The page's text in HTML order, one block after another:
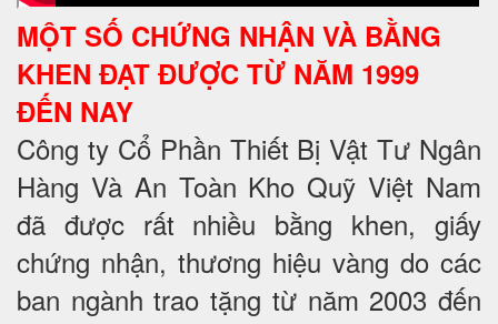
MỘT SỐ CHỨNG NHẬN VÀ BẰNG
KHEN ĐẠT ĐƯỢC TỪ NĂM 1999
ĐẾN NAY
Công ty Cổ Phần Thiết Bị Vật Tư Ngân
Hàng Và An Toàn Kho Quỹ Việt Nam
đã được rất nhiều bằng khen, giấy
chứng nhận, thương hiệu vàng do các
ban ngành trao tặng từ năm 2003 đến